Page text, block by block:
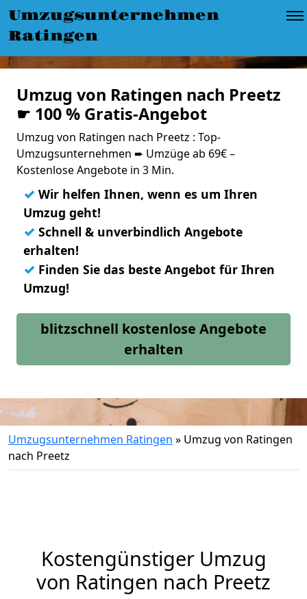
Umzugsunternehmen
Ratingen
Umzug von Ratingen nach Preetz
☛ 100 % Gratis-Angebot
Umzug von Ratingen nach Preetz : Top-
Umzugsunternehmen ➨ Umzüge ab 69€ –
Kostenlose Angebote in 3 Min.
✓ Wir helfen Ihnen, wenn es um Ihren
Umzug geht!
✓ Schnell & unverbindlich Angebote
erhalten!
✓ Finden Sie das beste Angebot für Ihren
Umzug!
blitzschnell kostenlose Angebote
erhalten
Umzugsunternehmen Ratingen » Umzug von Ratingen
nach Preetz
Kostengünstiger Umzug
von Ratingen nach Preetz